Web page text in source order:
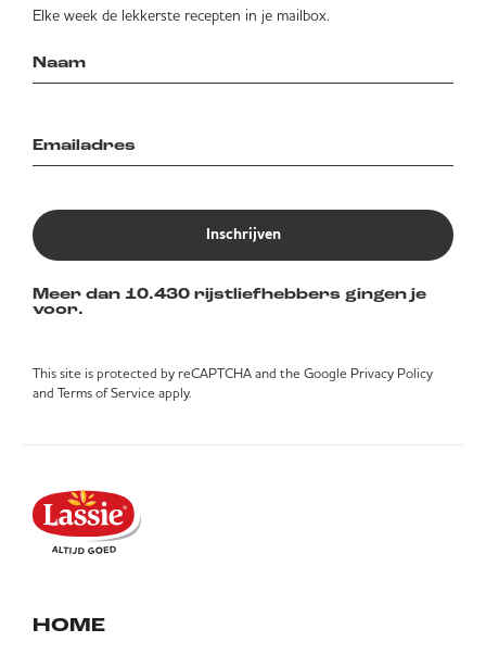
Elke week de lekkerste recepten in je mailbox.
Inschrijven
Meer dan 10.430 rijstliefhebbers gingen je
voor.
This site is protected by reCAPTCHA and the Google Privacy Policy
and Terms of Service apply.
HOME